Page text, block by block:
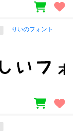
りいのフォント